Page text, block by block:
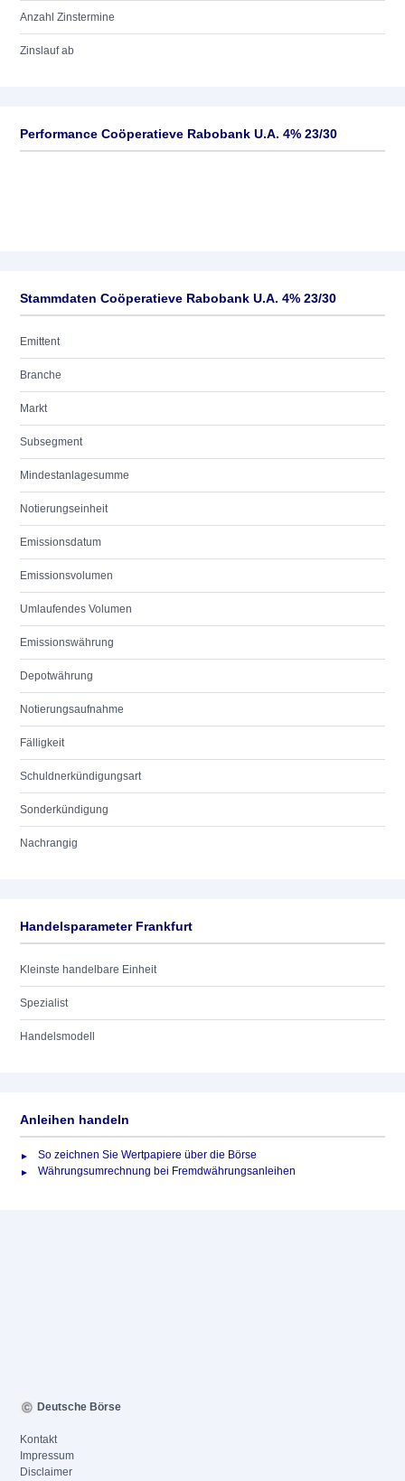
Anzahl Zinstermine
Zinslauf ab
Performance Coöperatieve Rabobank U.A. 4% 23/30
Stammdaten Coöperatieve Rabobank U.A. 4% 23/30
Emittent
Branche
Markt
Subsegment
Mindestanlagesumme
Notierungseinheit
Emissionsdatum
Emissionsvolumen
Umlaufendes Volumen
Emissionswährung
Depotwährung
Notierungsaufnahme
Fälligkeit
Schuldnerkündigungsart
Sonderkündigung
Nachrangig
Handelsparameter Frankfurt
Kleinste handelbare Einheit
Spezialist
Handelsmodell
Anleihen handeln
So zeichnen Sie Wertpapiere über die Börse
Währungsumrechnung bei Fremdwährungsanleihen
Deutsche Börse
Kontakt
Impressum
Disclaimer